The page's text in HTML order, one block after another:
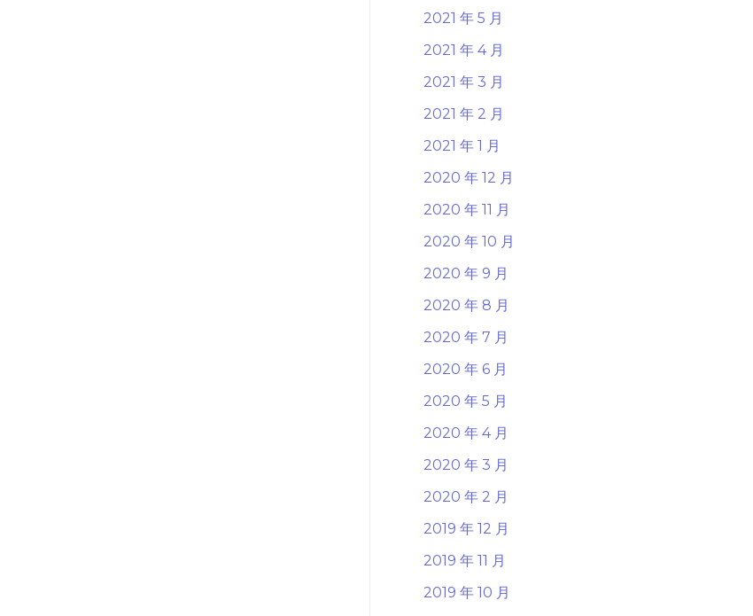
2021 年 5 月
2021 年 4 月
2021 年 3 月
2021 年 2 月
2021 年 1 月
2020 年 12 月
2020 年 11 月
2020 年 10 月
2020 年 9 月
2020 年 8 月
2020 年 7 月
2020 年 6 月
2020 年 5 月
2020 年 4 月
2020 年 3 月
2020 年 2 月
2019 年 12 月
2019 年 11 月
2019 年 10 月